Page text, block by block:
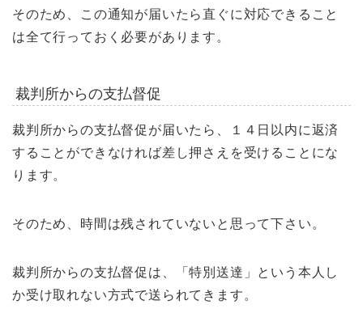
そのため、この通知が届いたら直ぐに対応できること
は全て行っておく必要があります。
裁判所からの支払督促
裁判所からの支払督促が届いたら、１４日以内に返済
することができなければ差し押さえを受けることにな
ります。
そのため、時間は残されていないと思って下さい。
裁判所からの支払督促は、「特別送達」という本人し
か受け取れない方式で送られてきます。